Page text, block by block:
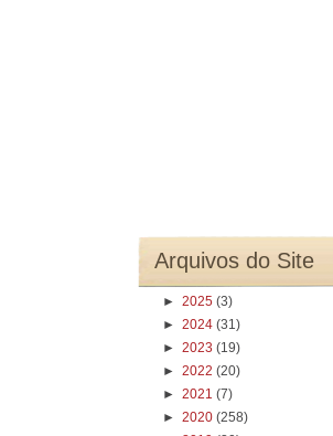
Arquivos do Site
► 2025 (3)
► 2024 (31)
► 2023 (19)
► 2022 (20)
► 2021 (7)
► 2020 (258)